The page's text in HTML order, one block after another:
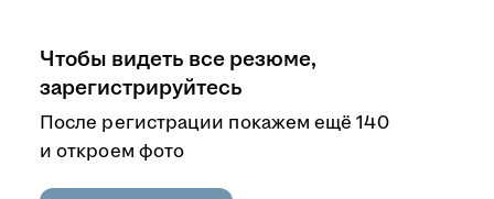
Чтобы видеть все резюме,
зарегистрируйтесь
После регистрации покажем ещё 140
и откроем фото